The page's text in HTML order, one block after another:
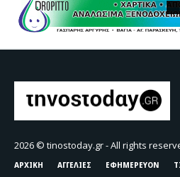
2026 © tinostoday.gr - All rights
ΑΡΧΙΚΗ ΑΓΓΕΛΙΕΣ ΕΦΗΜΕΡΕΥΟΝ